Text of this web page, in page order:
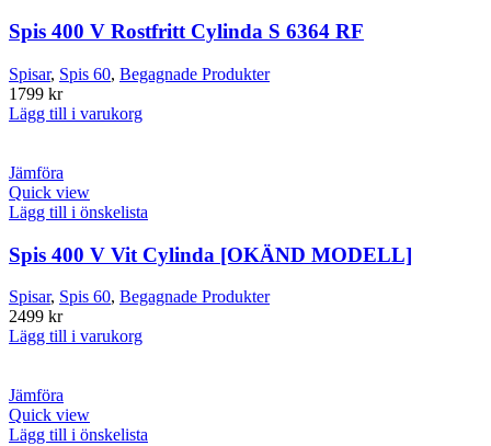
Spis 400 V Rostfritt Cylinda S 6364 RF
Spisar, Spis 60, Begagnade Produkter
1799 kr
Lägg till i varukorg
Jämföra
Quick view
Lägg till i önskelista
Spis 400 V Vit Cylinda [OKÄND MODELL]
Spisar, Spis 60, Begagnade Produkter
2499 kr
Lägg till i varukorg
Jämföra
Quick view
Lägg till i önskelista